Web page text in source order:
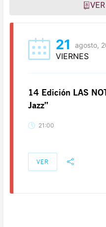
21 agosto,
VIERNES
14 Edición LAS
Jazz”
21:00
VER